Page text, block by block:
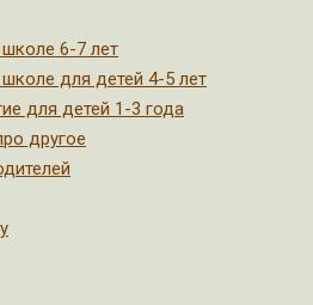
6-7 лет
для детей 4-5 лет
для детей 1-3 года
другое